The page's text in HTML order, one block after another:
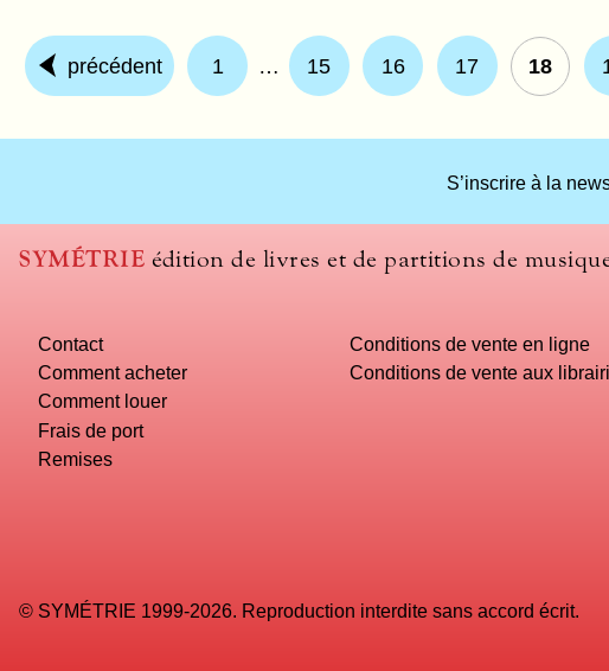
précédent 1 … 15 16 17 18
S’inscrire à la
SYMÉTRIE édition de livres et de partitions de
Contact
Comment acheter
Comment louer
Frais de port
Remises
Conditions de vente en ligne
Conditions de vente aux
© SYMÉTRIE 1999-2026. Reproduction interdite sans accord écrit.